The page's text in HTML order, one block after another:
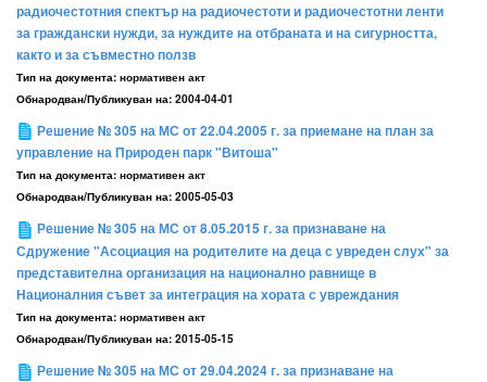
радиочестотния спектър на радиочестоти и радиочестотни ленти
за граждански нужди, за нуждите на отбраната и на сигурността,
както и за съвместно ползв
Тип на документа: нормативен акт
Обнародван/Публикуван на: 2004-04-01
Решение № 305 на МС от 22.04.2005 г. за приемане на план за
управление на Природен парк "Витоша"
Тип на документа: нормативен акт
Обнародван/Публикуван на: 2005-05-03
Решение № 305 на МС от 8.05.2015 г. за признаване на
Сдружение "Асоциация на родителите на деца с увреден слух" за
представителна организация на национално равнище в
Националния съвет за интеграция на хората с увреждания
Тип на документа: нормативен акт
Обнародван/Публикуван на: 2015-05-15
Решение № 305 на МС от 29.04.2024 г. за признаване на